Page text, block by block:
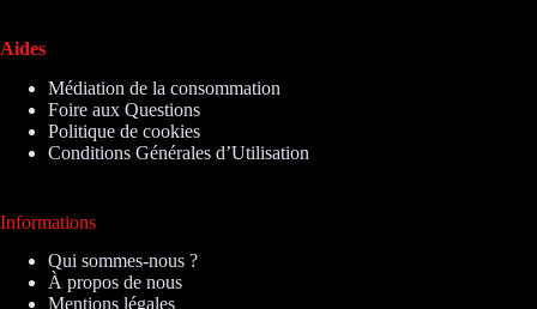
Aides
Médiation de la consommation
Foire aux Questions
Politique de cookies
Conditions Générales d’Utilisation
Informations
Qui sommes-nous ?
À propos de nous
Mentions légales